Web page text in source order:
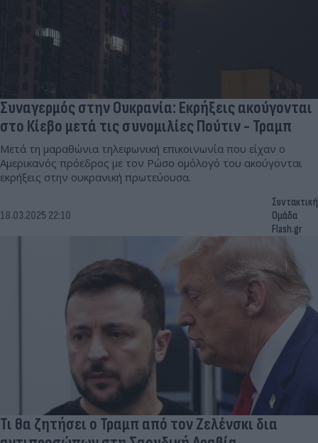
Συναγερμός στην Ουκρανία: Εκρήξεις ακούγονται
στο Κίεβο μετά τις συνομιλίες Πούτιν - Τραμπ
Μετά τη μαραθώνια τηλεφωνική επικοινωνία που είχαν ο
Αμερικανός πρόεδρος με τον Ρώσο ομόλογό του ακούγονται
εκρήξεις στην ουκρανική πρωτεύουσα.
18.03.2025 22:10
Συντακτική
Ομάδα
Flash.gr
Τι θα ζητήσει ο Τραμπ από τον Ζελένσκι δια